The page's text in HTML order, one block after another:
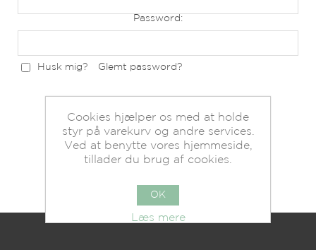
Password:
Husk mig? Glemt password?
Cookies hjælper os med at holde
styr på varekurv og andre services.
Ved at benytte vores hjemmeside,
tillader du brug af cookies.
OK
Læs mere